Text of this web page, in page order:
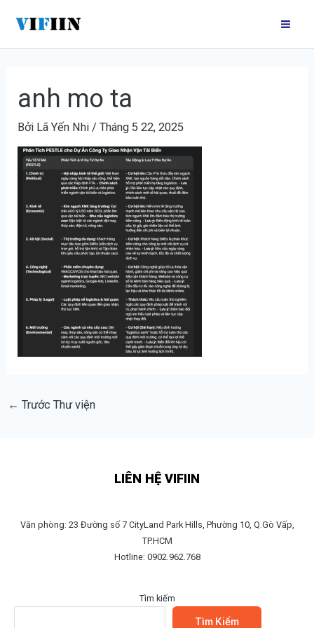
nội
anh mo ta
Bởi Lã Yến Nhi /Tháng 5 22, 2025
hướng
bài
← Trước Thư viện
LIÊN HỆ VIFIIN
Văn phòng: 23 Đường số 7 CityLand Park Hills, Phường 10, Q.Gò Vấp,
TP.HCM
Hotline: 0902.962.768
Tìm kiếm
Tìm Kiếm